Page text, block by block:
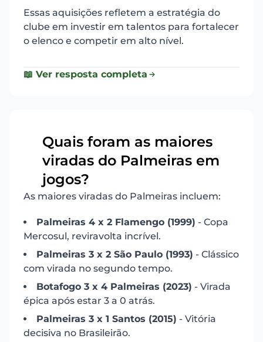
Essas aquisições refletem a estratégia do
clube em investir em talentos para fortalecer
o elenco e competir em alto nível.
📖 Ver resposta completa
Quais foram as maiores
viradas do Palmeiras em
jogos?
As maiores viradas do Palmeiras incluem:
Palmeiras 4 x 2 Flamengo (1999) - Copa
Mercosul, reviravolta incrível.
Palmeiras 3 x 2 São Paulo (1993) - Clássico
com virada no segundo tempo.
Botafogo 3 x 4 Palmeiras (2023) - Virada
épica após estar 3 a 0 atrás.
Palmeiras 3 x 1 Santos (2015) - Vitória
decisiva no Brasileirão.